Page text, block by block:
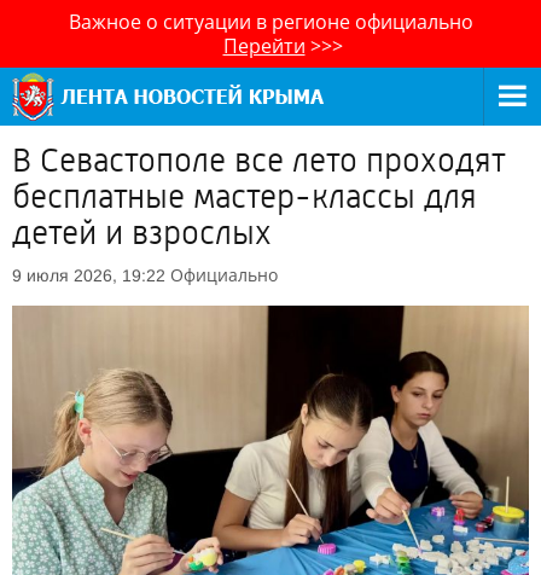
Важное о ситуации в регионе официально
Перейти >>>
В Севастополе все лето проходят
бесплатные мастер-классы для
детей и взрослых
9 июля 2026, 19:22 Официально